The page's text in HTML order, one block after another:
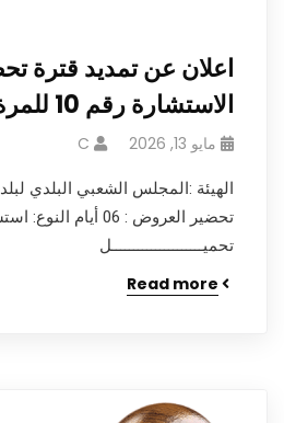
اعلان عن تمديد قترة
الاستشارة رقم 10 للمرة الثانية /2026
مايو 13, 2026 C
الهيئة :المجلس الشعبي البلدي
تحضير العروض : 06 أيام
تحميـــــــــــــــــــــل
Read more